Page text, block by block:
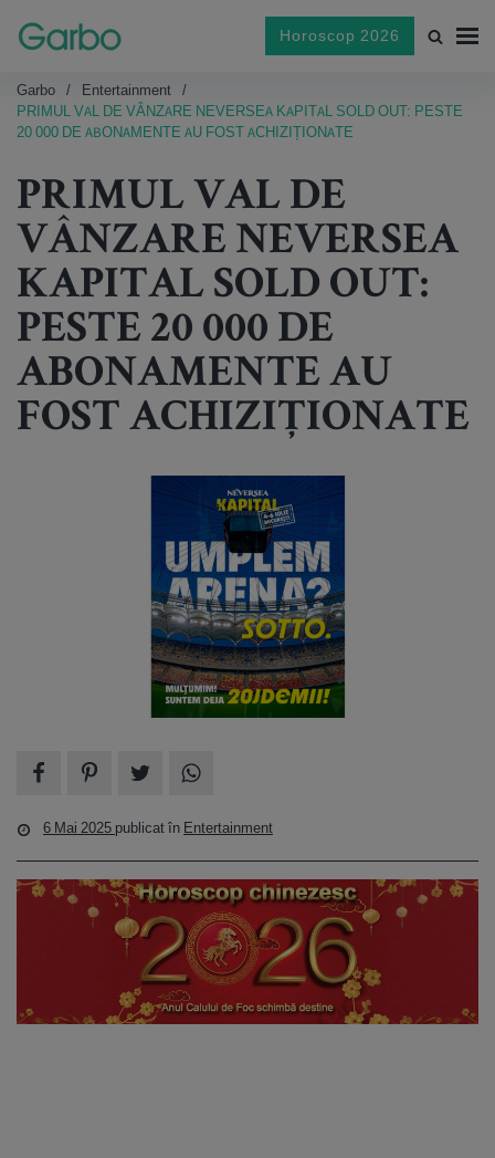
Horoscop 2026
Garbo
Entertainment
PRIMUL VAL DE VÂNZARE NEVERSEA KAPITAL SOLD OUT: PESTE
20 000 DE ABONAMENTE AU FOST ACHIZIȚIONATE
PRIMUL VAL DE
VÂNZARE NEVERSEA
KAPITAL SOLD OUT:
PESTE 20 000 DE
ABONAMENTE AU
FOST ACHIZIȚIONATE
6 Mai 2025 publicat în Entertainment